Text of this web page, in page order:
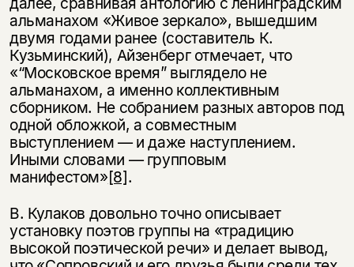
альманахом «Живое зеркало», вышедшим
двумя годами ранее (составитель К.
Кузьминский), Айзенберг отмечает, что
«“Московское время” выглядело не
альманахом, а именно коллективным
сборником. Не собранием разных авторов под
одной обложкой, а совместным
выступлением — и даже наступлением.
Иными словами — групповым
манифестом»[8].
В. Кулаков довольно точно описывает
установку поэтов группы на «традицию
высокой поэтической речи» и делает вывод,